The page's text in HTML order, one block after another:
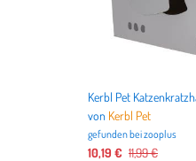
von Kerbl Pet
gefunden beizooplus
10,19 € 11,99 €